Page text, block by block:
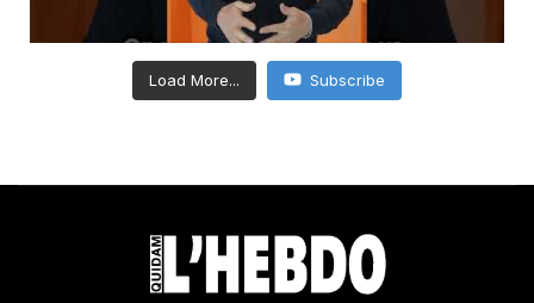
Load More... Subscribe